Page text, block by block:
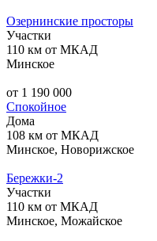
Озернинские просторы
Участки
110 км от МКАД
Минское
от 1 190 000
Спокойное
Дома
108 км от МКАД
Минское, Новорижское
Бережки-2
Участки
110 км от МКАД
Минское, Можайское